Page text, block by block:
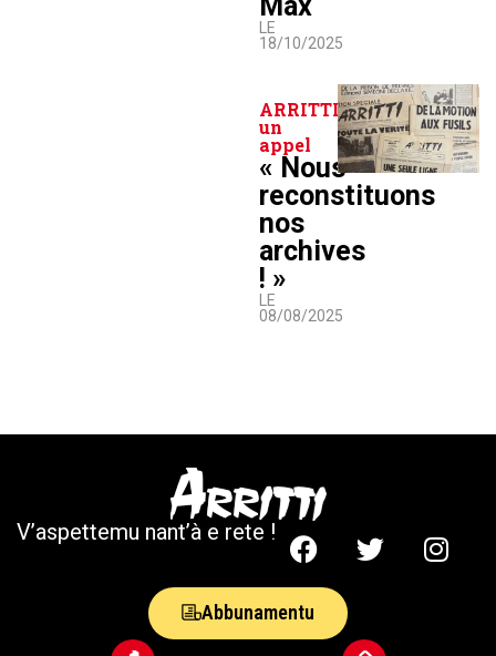
LE
18/10/2025
ARRITTI lance
un
appel
« Nous
reconstituons
nos
archives
! »
LE
08/08/2025
V’aspettemu nant’à e rete !
Abbunamentu